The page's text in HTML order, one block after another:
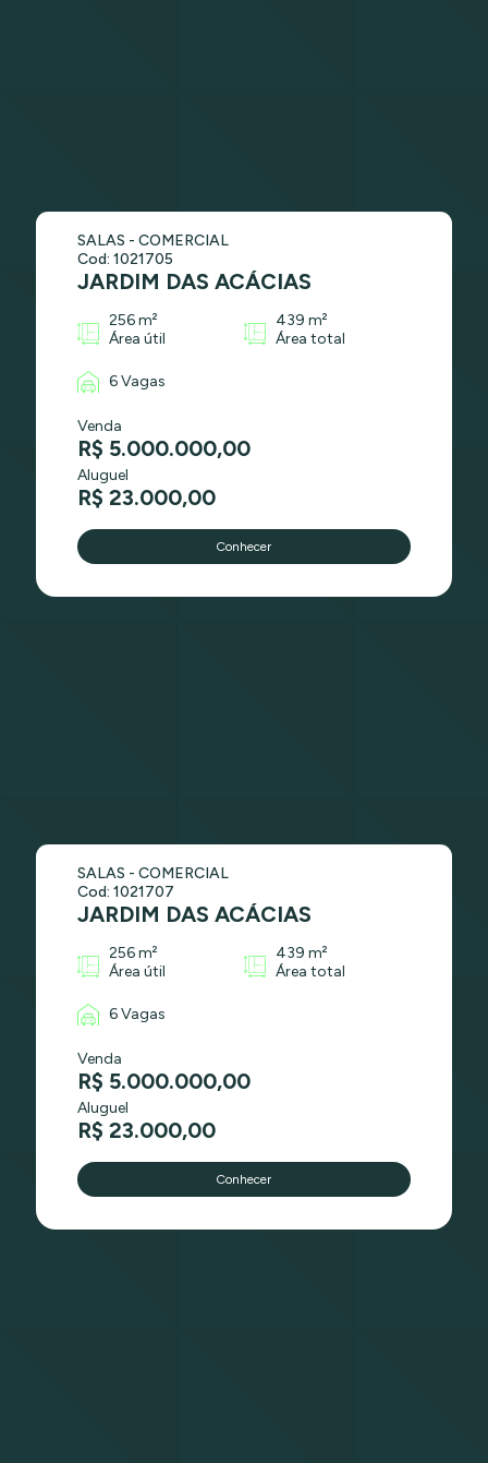
SALAS - COMERCIAL
Cod: 1021705
JARDIM DAS ACÁCIAS
256 m²
Área útil
439 m²
Área total
6 Vagas
Venda
R$ 5.000.000,00
Aluguel
R$ 23.000,00
Conhecer
SALAS - COMERCIAL
Cod: 1021707
JARDIM DAS ACÁCIAS
256 m²
Área útil
439 m²
Área total
6 Vagas
Venda
R$ 5.000.000,00
Aluguel
R$ 23.000,00
Conhecer